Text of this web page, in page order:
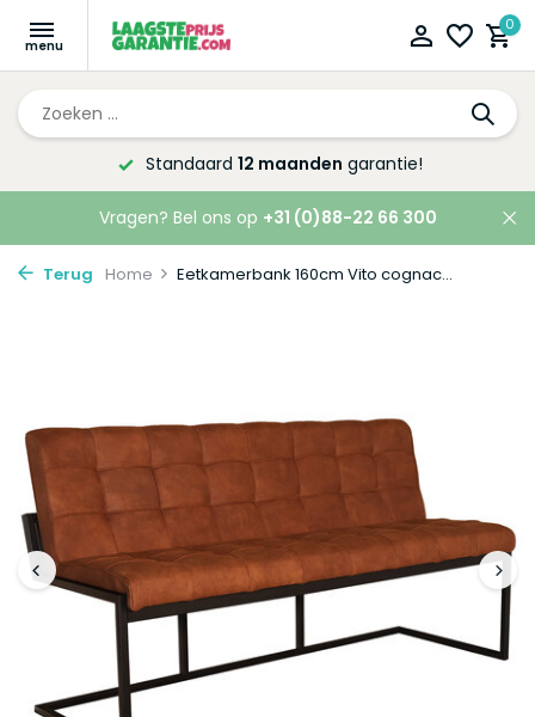
0
Altijd de laagsteprijsgarantie!
Vragen? Bel ons op +31 (0)88-22 66 300
Terug Home Eetkamerbank 160cm Vito cognac...